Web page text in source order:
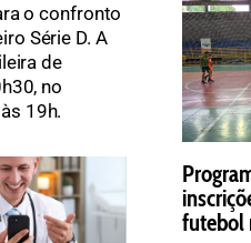
o confronto
Série D. A
de
no
19h.
futebol